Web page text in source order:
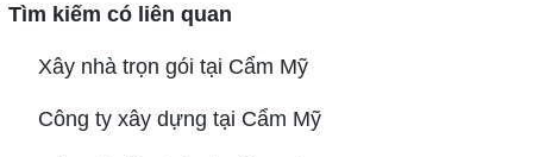
Tìm kiếm có liên quan
Xây nhà trọn gói tại Cẩm Mỹ
Công ty xây dựng tại Cẩm Mỹ